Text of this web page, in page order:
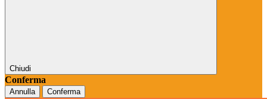
Chiudi
Conferma
Annulla Conferma